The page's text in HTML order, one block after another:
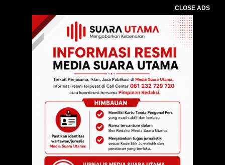
CLOSE ADS